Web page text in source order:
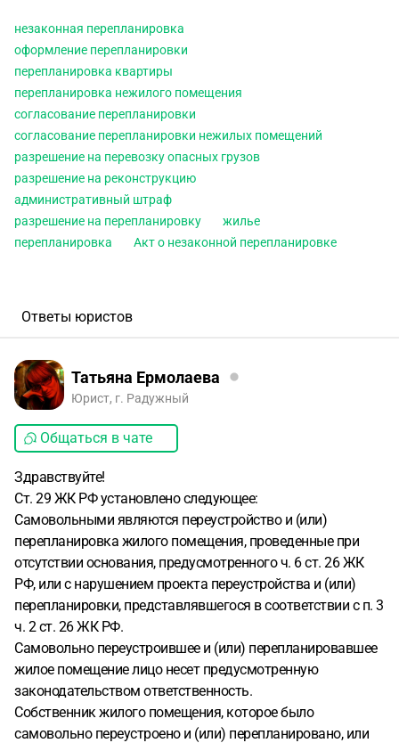
чердачного помещения заверенное в ЖЕКе в 2005 году,
все остальные бумаги собраны и назначен срок
заседания на ввод в эксплуатацию через суд.
какая то возможность обойтись без разрешения одного
из соседей на перепланировку? Могут ли наложить
штраф? Кто накладывает административный штраф?
незаконная перепланировка
оформление перепланировки
перепланировка квартиры
перепланировка нежилого помещения
согласование перепланировки
согласование перепланировки нежилых помещений
разрешение на перевозку опасных грузов
разрешение на реконструкцию
административный штраф
разрешение на перепланировку
жилье
перепланировка
Акт о незаконной перепланировке
Ответы юристов
Татьяна Ермолаева
Юрист, г. Радужный
Общаться в чате
Здравствуйте!
Ст. 29 ЖК РФ установлено следующее:
Самовольными являются переустройство и (или)
перепланировка жилого помещения, проведенные при
отсутствии основания, предусмотренного ч. 6 ст. 26 ЖК
РФ, или с нарушением проекта переустройства и (или)
перепланировки, представлявшегося в соответствии с п. 3
ч. 2 ст. 26 ЖК РФ.
Самовольно переустроившее и (или) перепланировавшее
жилое помещение лицо несет предусмотренную
законодательством ответственность.
Собственник жилого помещения, которое было
самовольно переустроено и (или) перепланировано, или